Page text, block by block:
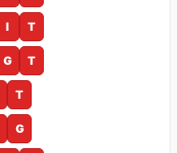
I T
G T
T
G